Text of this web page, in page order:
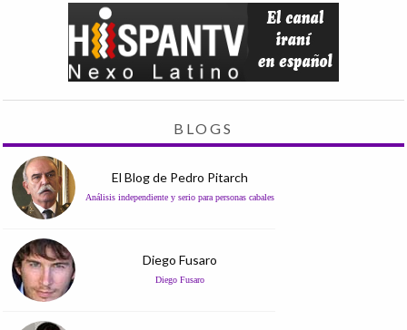
BLOGS
El Blog de Pedro Pitarch
Análisis independiente y serio para personas cabales
Diego Fusaro
Diego Fusaro